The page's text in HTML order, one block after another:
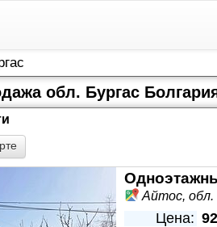
обл. Бургас
Айтос, обл.
Цена: